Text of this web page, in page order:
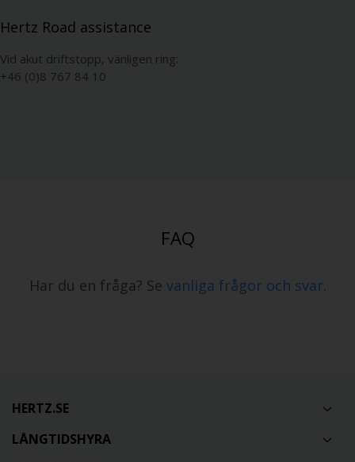
Hertz Road assistance
Vid akut driftstopp, vänligen ring:
+46 (0)8 767 84 10
FAQ
Har du en fråga? Se vanliga frågor och svar.
HERTZ.SE
LÅNGTIDSHYRA